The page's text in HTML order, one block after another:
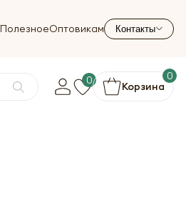
ПолезноеОптовикам Контакты
0 Корзина
0